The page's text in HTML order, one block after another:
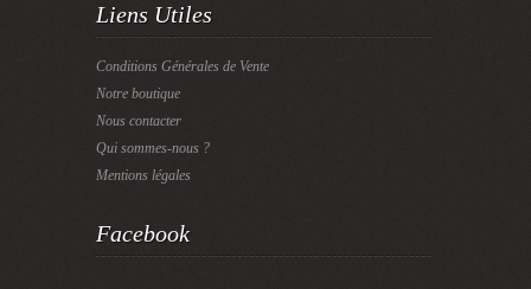
Liens Utiles
Conditions Générales de Vente
Notre boutique
Nous contacter
Qui sommes-nous ?
Mentions légales
Facebook